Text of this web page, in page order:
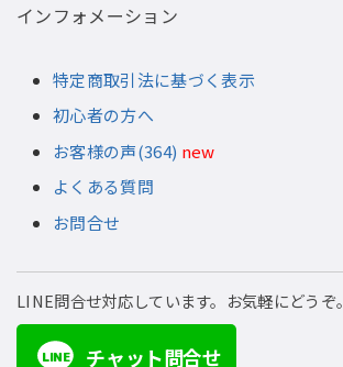
インフォメーション
特定商取引法に基づく表示
初心者の方へ
お客様の声(364) new
よくある質問
お問合せ
LINE問合せ対応しています。お気軽にどうぞ。
LINE チャット問合せ